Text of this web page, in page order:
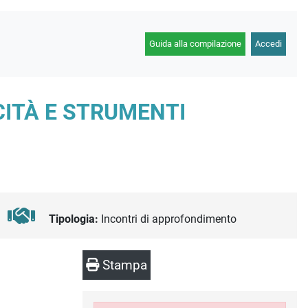
Guida alla compilazione Accedi
E STRUMENTI
Tipologia: Incontri di approfondimento
Stampa